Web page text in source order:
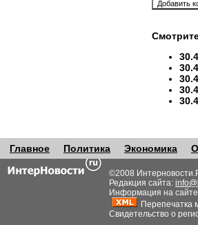
Главное Политика Экономика
©2008
Редакция сайта:
Информация на
Перепечатка
Свидетельство о